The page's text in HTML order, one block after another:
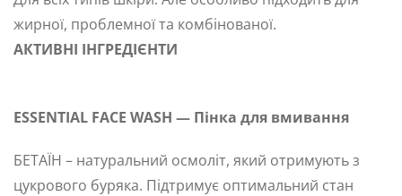
жирної, проблемної та комбінованої.
АКТИВНІ ІНГРЕДІЄНТИ
ESSENTIAL FACE WASH — Пінка для вмивання
БЕТАЇН – натуральний осмоліт, який отримують з
цукрового буряка. Підтримує оптимальний стан